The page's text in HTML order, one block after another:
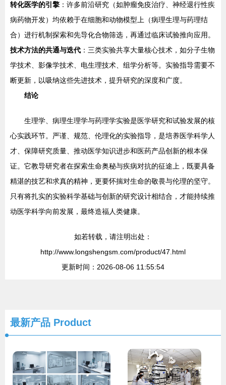
转化医学的引擎 ：许多前沿研究（如肿瘤免疫治疗、神经退行性疾
病药物开发）均依赖于在细胞和动物模型上（病理生理与药理结
合）进行机制探索和先导化合物筛选，再通过临床试验推向应用。
技术方法的共通与迭代 ：三类实验共享大量核心技术，如分子生物
学技术、影像学技术、电生理技术、组学分析等。实验指导需要不
断更新，以吸纳这些先进技术，提升研究的深度和广度。
结论
生理学、病理生理学与药理学实验是医学研究和试验发展的核
心实践环节。严谨、规范、伦理化的实验指导，是培养医学科学人
才、保障研究质量、推动医学知识进步和医药产品创新的根本保
证。它教导研究者在探索生命奥秘与疾病对抗的征途上，既要具备
精湛的技艺和求真的精神，更要怀揣对生命的敬畏与伦理的坚守。
只有将扎实的实验科学基础与创新的研究设计相结合，才能持续推
动医学科学向前发展，最终造福人类健康。
如若转载，请注明出处：
http://www.longshengsm.com/product/47.html
更新时间：2026-08-06 11:55:54
最新产品 Product